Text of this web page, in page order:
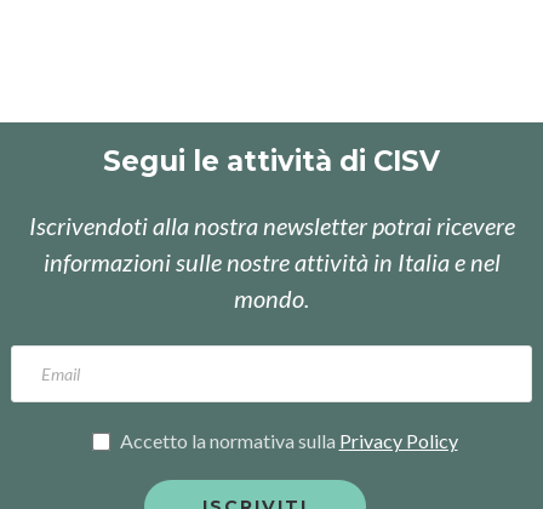
Segui le attività di CISV
Iscrivendoti alla nostra newsletter potrai ricevere
informazioni sulle nostre attività in Italia e nel
mondo.
Accetto la normativa sulla Privacy Policy